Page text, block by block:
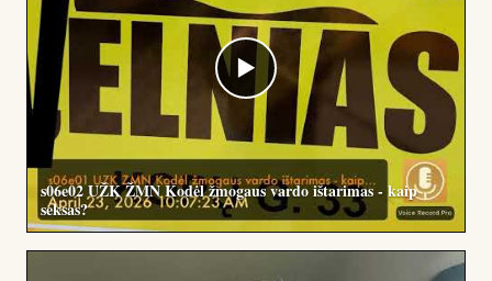
▶
s06e02 UŽK ŽMN Kodėl žmogaus vardo ištarimas - kaip
seksas?